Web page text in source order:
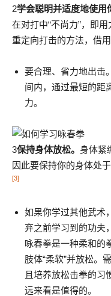
2学会聪明并适度地使用
在对打中“不尚力”，即
重定向打击的方法，借用
要合理、省力地出击
间内，通过最短的距
力。
3保持身体放松。 身体紧
因此要保持你的身体处
[3]
如果你学过其他武术
弃之前学习到的功夫
咏春拳是一种柔和的
肢体“柔软”并放松。
且培养放松击拳的习
远来看是值得的。